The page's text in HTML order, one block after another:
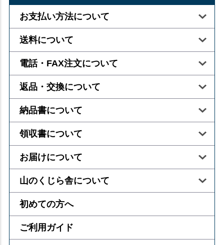
お支払い方法について
送料について
電話・FAX注文について
返品・交換について
納品書について
領収書について
お届けについて
山のくじら舎について
初めての方へ
ご利用ガイド